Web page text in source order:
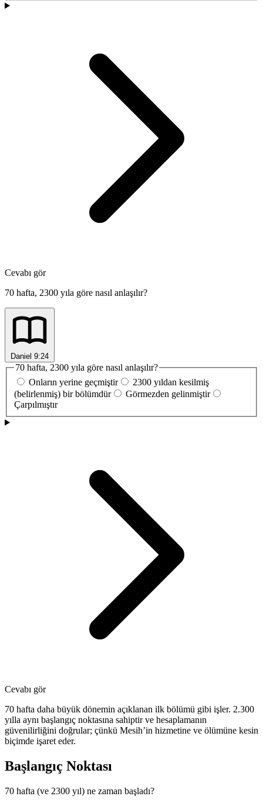
Cevabı gör
70 hafta, 2300 yıla göre nasıl anlaşılır?
Daniel 9:24
70 hafta, 2300 yıla göre nasıl anlaşılır?
Onların yerine geçmiştir
2300 yıldan kesilmiş
(belirlenmiş) bir bölümdür
Görmezden gelinmiştir
Çarpılmıştır
Cevabı gör
70 hafta daha büyük dönemin açıklanan ilk bölümü gibi işler. 2.300
yılla aynı başlangıç noktasına sahiptir ve hesaplamanın
güvenilirliğini doğrular; çünkü Mesih’in hizmetine ve ölümüne kesin
biçimde işaret eder.
Başlangıç Noktası
70 hafta (ve 2300 yıl) ne zaman başladı?